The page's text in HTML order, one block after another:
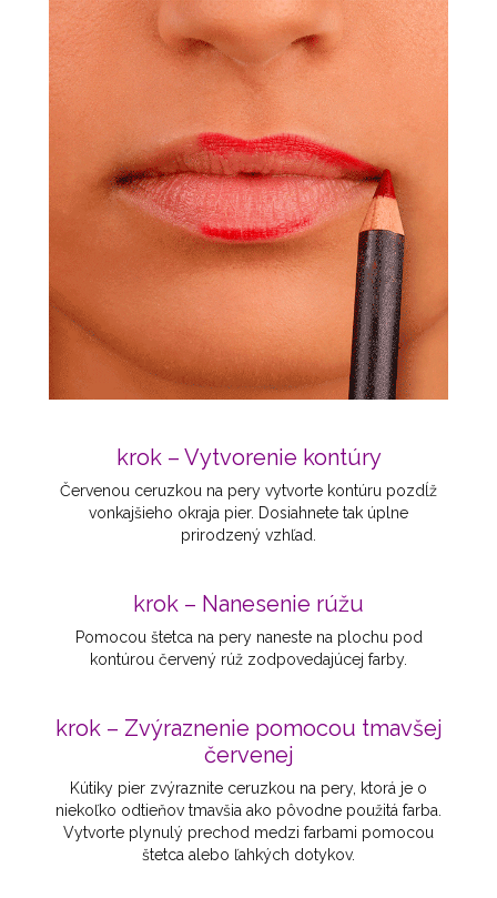
krok – Vytvorenie kontúry
Červenou ceruzkou na pery vytvorte kontúru pozdĺž
vonkajšieho okraja pier. Dosiahnete tak úplne
prirodzený vzhľad.
krok – Nanesenie rúžu
Pomocou štetca na pery naneste na plochu pod
kontúrou červený rúž zodpovedajúcej farby.
krok – Zvýraznenie pomocou tmavšej
červenej
Kútiky pier zvýraznite ceruzkou na pery, ktorá je o
niekoľko odtieňov tmavšia ako pôvodne použitá farba.
Vytvorte plynulý prechod medzi farbami pomocou
štetca alebo ľahkých dotykov.